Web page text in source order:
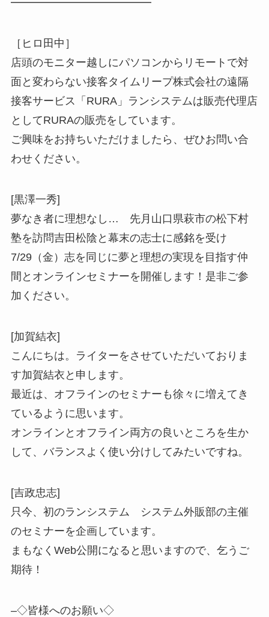
━━━━━━━━━━━━━
［ヒロ田中］
店頭のモニター越しにパソコンからリモートで対
面と変わらない接客タイムリープ株式会社の遠隔
接客サービス「RURA」ランシステムは販売代理店
としてRURAの販売をしています。
ご興味をお持ちいただけましたら、ぜひお問い合
わせください。
[黒澤一秀]
夢なき者に理想なし… 先月山口県萩市の松下村
塾を訪問吉田松陰と幕末の志士に感銘を受け
7/29（金）志を同じに夢と理想の実現を目指す仲
間とオンラインセミナーを開催します！是非ご参
加ください。
[加賀結衣]
こんにちは。ライターをさせていただいておりま
す加賀結衣と申します。
最近は、オフラインのセミナーも徐々に増えてき
ているように思います。
オンラインとオフライン両方の良いところを生か
して、バランスよく使い分けしてみたいですね。
[吉政忠志]
只今、初のランシステム システム外販部の主催
のセミナーを企画しています。
まもなくWeb公開になると思いますので、乞うご
期待！
–◇皆様へのお願い◇